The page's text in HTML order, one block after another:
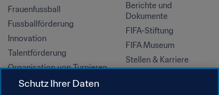
Frauenfussball
Fussballförderung
Innovation
Talentförderung
Organisation von Turnieren
Nachhaltigkeit
Berichte und
Dokumente
FIFA-Stiftung
FIFA Museum
Stellen & Karriere
Schutz Ihrer Daten